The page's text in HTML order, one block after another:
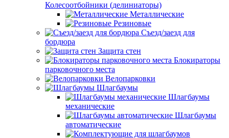
Колесоотбойники (делиниаторы)
Металлические
Резиновые
Съезд/заезд для
бордюра
Защита стен
Блокираторы
парковочного места
Велопарковки
Шлагбаумы
Шлагбаумы
механические
Шлагбаумы
автоматические